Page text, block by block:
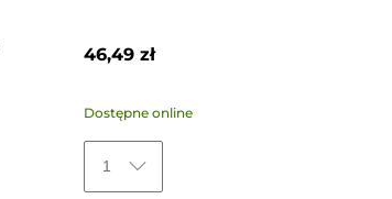
46,49 zł
Dostępne online
1